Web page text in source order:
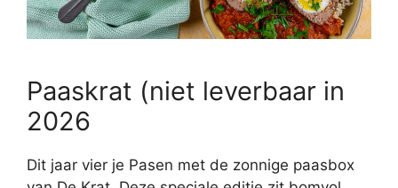
Paaskrat (niet leverbaar in
2026
Dit jaar vier je Pasen met de zonnige paasbox